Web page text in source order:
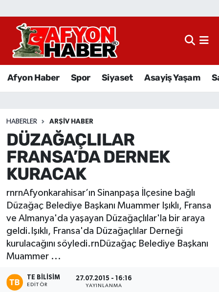
Afyon Haber Spor Siyaset Asayiş Yaşam
HABERLER ARŞIV HABER
DÜZAĞAÇLILAR
FRANSA’DA DERNEK
KURACAK
rnrnAfyonkarahisar’ın Sinanpaşa İlçesine bağlı
Düzağaç Belediye Başkanı Muammer Işıklı, Fransa
ve Almanya'da yaşayan Düzağaçlılar'la bir araya
geldi.Işıklı, Fransa'da Düzağaçlılar Derneği
kurulacağını söyledi.rnDüzağaç Belediye Başkanı
Muammer ...
TE BILISIM
EDITÖR
27.07.2015 - 16:16
YAYINLANMA
Afyon Haber
Sağlık
Eğitim
Ekonomi
Magazin
Etkinlikler